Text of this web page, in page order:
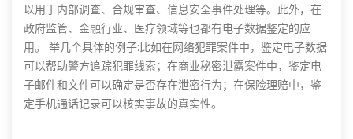
以用于内部调查、合规审查、信息安全事件处理等。此外，在
政府监管、金融行业、医疗领域等也都有电子数据鉴定的应
用。 举几个具体的例子:比如在网络犯罪案件中，鉴定电子数据
可以帮助警方追踪犯罪线索；在商业秘密泄露案件中，鉴定电
子邮件和文件可以确定是否存在泄密行为；在保险理赔中，鉴
定手机通话记录可以核实事故的真实性。